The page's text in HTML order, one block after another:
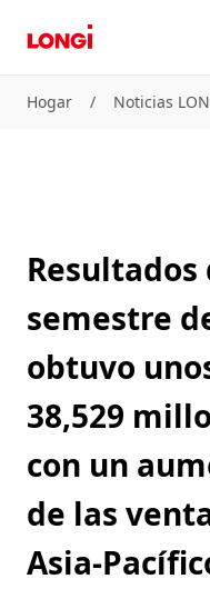
Hogar / Noticias
semestre
obtuvo
38,529
con un
de las
Asia-